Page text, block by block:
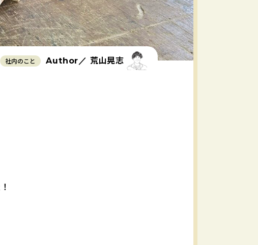
社内のこと Author／ 荒山晃志